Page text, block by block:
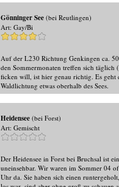
Gönninger See(bei Reutlingen)
Art: Gay/Bi
Auf der L230 Richtung Genkingen ca.
den Sommermonaten treffen sich täglich
ficken will, ist hier genau richtig. Es geht
Waldlichtung etwas oberhalb des Sees.
Heidensee(bei Forst)
Art: Gemischt
Der Heidensee in Forst bei Bruchsal ist
uneinsehbar. Wir waren im Sommer 04
Uhr da. Sie haben sich einen